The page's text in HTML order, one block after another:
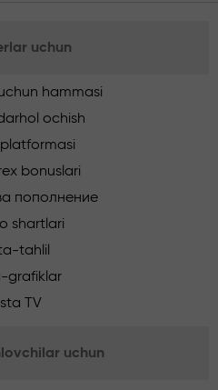
uchun
hammasi
ochish
bonuslari
пополнение
shartlari
tahlil
grafiklar
TV
uchun